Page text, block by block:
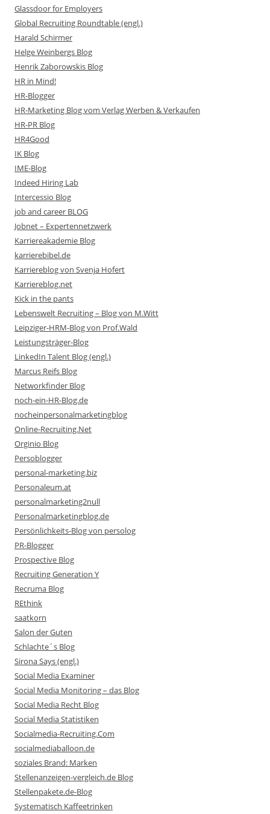
Glassdoor for Employers
Global Recruiting Roundtable (engl.)
Harald Schirmer
Helge Weinbergs Blog
Henrik Zaborowskis Blog
HR in Mind!
HR-Blogger
HR-Marketing Blog vom Verlag Werben & Verkaufen
HR-PR Blog
HR4Good
IK Blog
IME-Blog
Indeed Hiring Lab
Intercessio Blog
job and career BLOG
Jobnet – Expertennetzwerk
Karriereakademie Blog
karrierebibel.de
Karriereblog von Svenja Hofert
Karriereblog.net
Kick in the pants
Lebenswelt Recruiting – Blog von M.Witt
Leipziger-HRM-Blog von Prof.Wald
Leistungsträger-Blog
LinkedIn Talent Blog (engl.)
Marcus Reifs Blog
Networkfinder Blog
noch-ein-HR-Blog.de
nocheinpersonalmarketingblog
Online-Recruiting.Net
Orginio Blog
Persoblogger
personal-marketing.biz
Personaleum.at
personalmarketing2null
Personalmarketingblog.de
Persönlichkeits-Blog von persolog
PR-Blogger
Prospective Blog
Recruiting Generation Y
Recruma Blog
REthink
saatkorn
Salon der Guten
Schlachte´s Blog
Sirona Says (engl.)
Social Media Examiner
Social Media Monitoring – das Blog
Social Media Recht Blog
Social Media Statistiken
Socialmedia-Recruiting.Com
socialmediaballoon.de
soziales Brand: Marken
Stellenanzeigen-vergleich.de Blog
Stellenpakete.de-Blog
Systematisch Kaffeetrinken